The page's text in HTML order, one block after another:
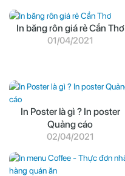
In băng rôn giá rẻ Cần Thơ
01/04/2021
In Poster là gì ? In poster
Quảng cáo
02/04/2021